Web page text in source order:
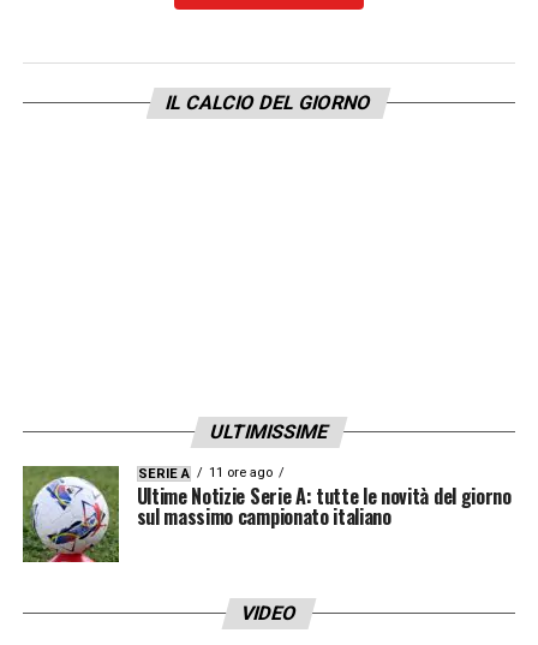
IL CALCIO DEL GIORNO
ULTIMISSIME
SERIE A 11 ore ago
Ultime Notizie Serie A: tutte le novità del giorno
sul massimo campionato italiano
VIDEO